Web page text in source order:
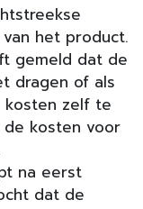
het product.
gemeld dat de
dragen of als
kosten zelf te
kosten voor
na eerst
dat de